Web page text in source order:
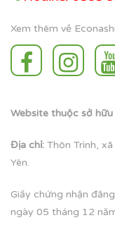
Xem thêm về
Website thuộc sở
Địa chỉ: Thôn Trình,
Yên.
Giấy chứng nhận
ngày 05 tháng 12